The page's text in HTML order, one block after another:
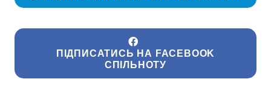
ПІДПИСАТИСЬ НА FACEBOOK
СПІЛЬНОТУ